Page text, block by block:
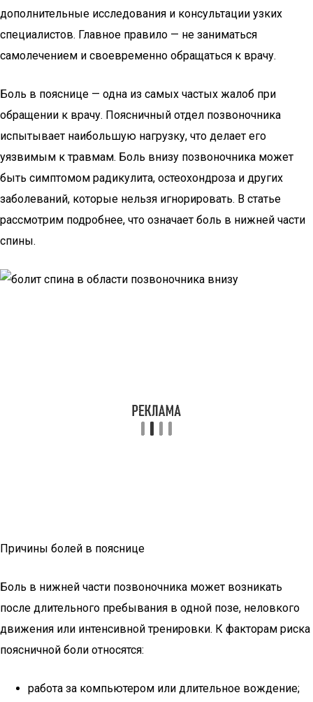
дополнительные исследования и консультации узких
специалистов. Главное правило — не заниматься
самолечением и своевременно обращаться к врачу.
Боль в пояснице — одна из самых частых жалоб при
обращении к врачу. Поясничный отдел позвоночника
испытывает наибольшую нагрузку, что делает его
уязвимым к травмам. Боль внизу позвоночника может
быть симптомом радикулита, остеохондроза и других
заболеваний, которые нельзя игнорировать. В статье
рассмотрим подробнее, что означает боль в нижней части
спины.
Причины болей в пояснице
Боль в нижней части позвоночника может возникать
после длительного пребывания в одной позе, неловкого
движения или интенсивной тренировки. К факторам риска
поясничной боли относятся:
работа за компьютером или длительное вождение;